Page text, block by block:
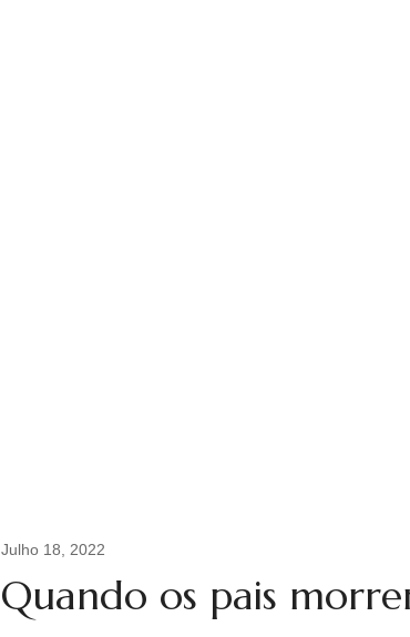
Julho 18, 2022
Quando os pais